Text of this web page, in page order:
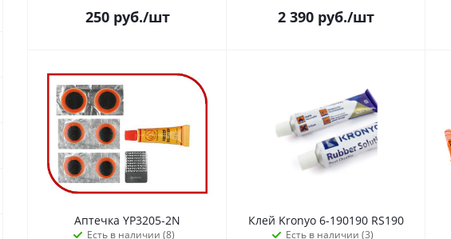
250руб./шт 2 390 руб./шт
Аптечка YP3205-2N
Есть в наличии (8)
Клей Kronyo 6-190190 RS190
Есть в наличии (3)